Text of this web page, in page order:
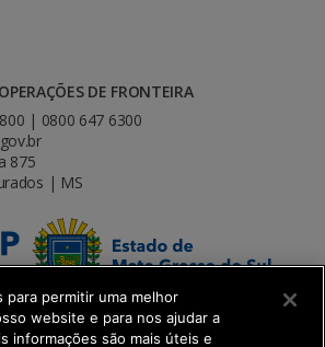
DE FRONTEIRA
| 0800 647 6300
875
| MS
para permitir uma melhor
website e para nos ajudar a
informações são mais úteis e